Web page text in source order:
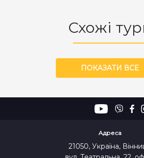
Схожі
ПОКАЗАТИ ВСЕ
Адреса
21050, Україна,